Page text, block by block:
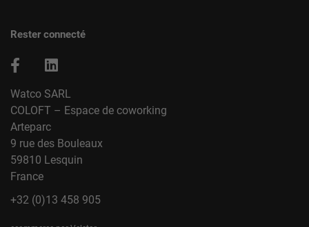
Rester connecté
Watco SARL
COLOFT – Espace de coworking
Arteparc
9 rue des Bouleaux
59810 Lesquin
France
+32 (0)13 458 905